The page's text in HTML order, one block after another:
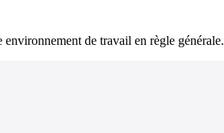
de travail en règle générale.